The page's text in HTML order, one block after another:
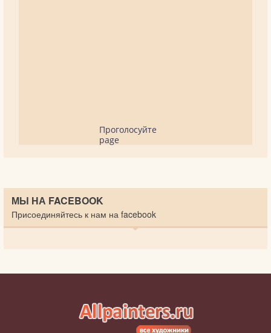
Проголосуйте
page
МЫ НА FACEBOOK
Присоединяйтесь к нам на facebook